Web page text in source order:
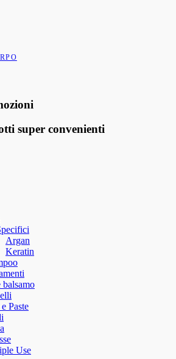
super convenienti
Argan
Keratin
balsamo
Paste
Use